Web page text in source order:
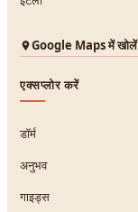
Google Maps में खोलें
एक्सप्लोर करें
डॉर्म
अनुभव
गाइड्स